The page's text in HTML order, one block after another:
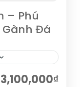
– Phú
Gành Đá
tại Quy
3,100,000₫